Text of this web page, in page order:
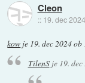
Cleon
:: 19. dec
kow je 19. dec 2024
TilenSje 19.